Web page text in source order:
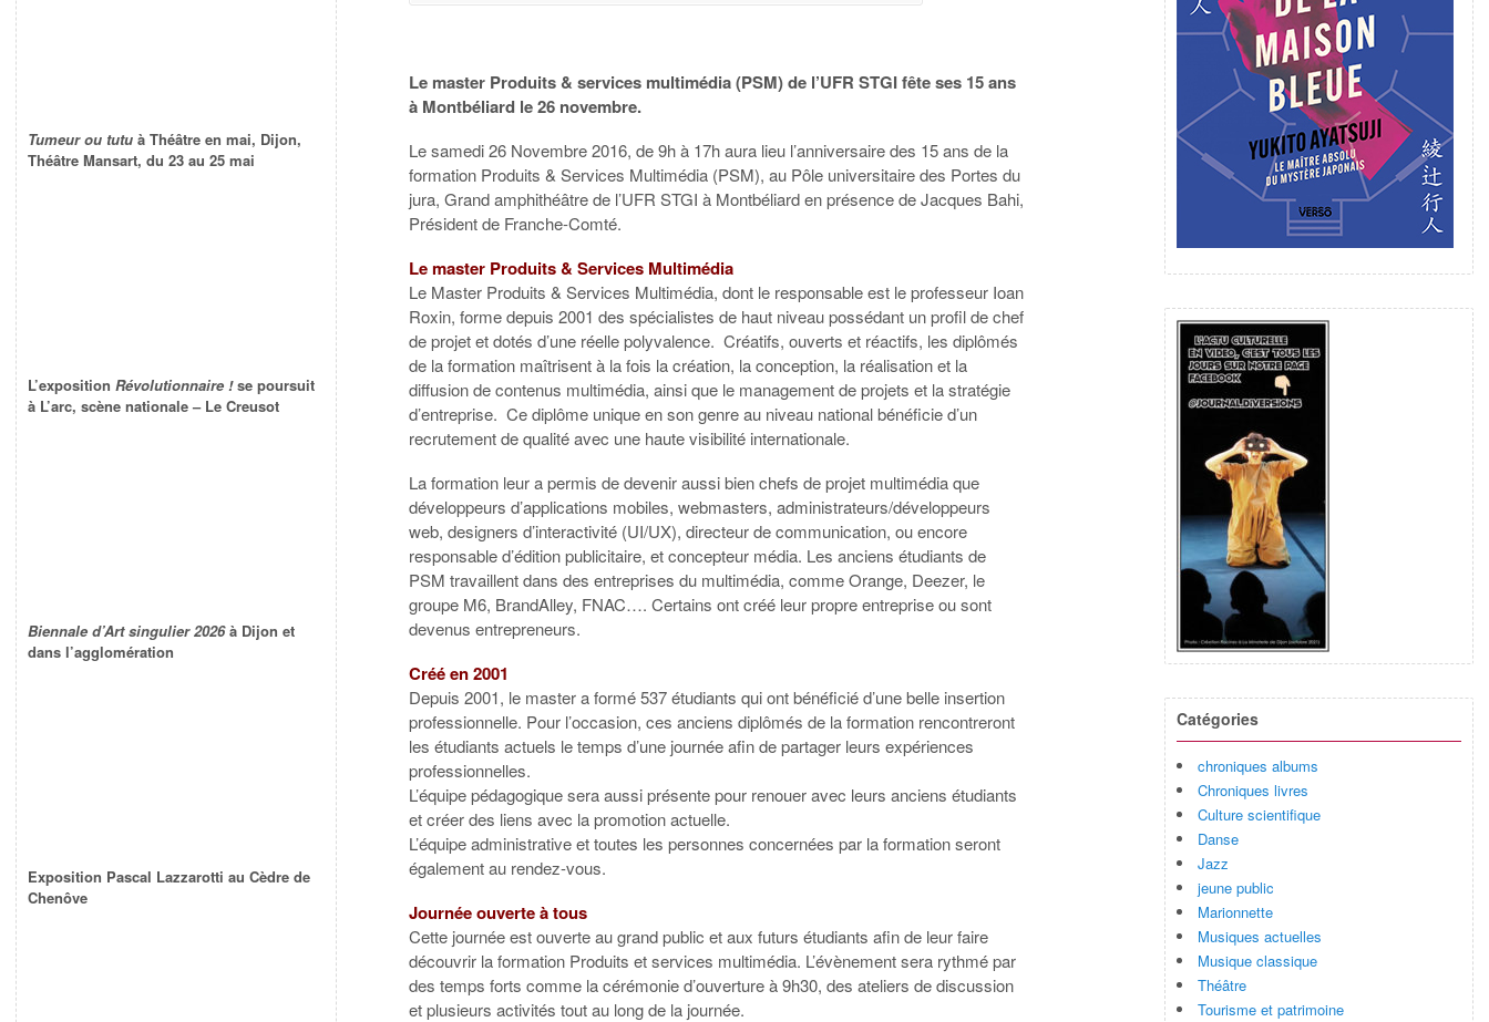
Le master Produits & services multimédia (PSM) de l’UFR STGI fête ses 15 ans
à Montbéliard le 26 novembre.
Le samedi 26 Novembre 2016, de 9h à 17h aura lieu l’anniversaire des 15 ans de la
formation Produits & Services Multimédia (PSM), au Pôle universitaire des Portes du
jura, Grand amphithéâtre de l’UFR STGI à Montbéliard en présence de Jacques Bahi,
Président de Franche-Comté.
Le master Produits & Services Multimédia
Le Master Produits & Services Multimédia, dont le responsable est le professeur Ioan
Roxin, forme depuis 2001 des spécialistes de haut niveau possédant un profil de chef
de projet et dotés d’une réelle polyvalence. Créatifs, ouverts et réactifs, les diplômés
de la formation maîtrisent à la fois la création, la conception, la réalisation et la
diffusion de contenus multimédia, ainsi que le management de projets et la stratégie
d’entreprise. Ce diplôme unique en son genre au niveau national bénéficie d’un
recrutement de qualité avec une haute visibilité internationale.
La formation leur a permis de devenir aussi bien chefs de projet multimédia que
développeurs d’applications mobiles, webmasters, administrateurs/développeurs
web, designers d’interactivité (UI/UX), directeur de communication, ou encore
responsable d’édition publicitaire, et concepteur média. Les anciens étudiants de
PSM travaillent dans des entreprises du multimédia, comme Orange, Deezer, le
groupe M6, BrandAlley, FNAC…. Certains ont créé leur propre entreprise ou sont
devenus entrepreneurs.
Créé en 2001
Depuis 2001, le master a formé 537 étudiants qui ont bénéficié d’une belle insertion
professionnelle. Pour l’occasion, ces anciens diplômés de la formation rencontreront
les étudiants actuels le temps d’une journée afin de partager leurs expériences
professionnelles.
L’équipe pédagogique sera aussi présente pour renouer avec leurs anciens étudiants
et créer des liens avec la promotion actuelle.
L’équipe administrative et toutes les personnes concernées par la formation seront
également au rendez-vous.
Journée ouverte à tous
Cette journée est ouverte au grand public et aux futurs étudiants afin de leur faire
découvrir la formation Produits et services multimédia. L’évènement sera rythmé par
des temps forts comme la cérémonie d’ouverture à 9h30, des ateliers de discussion
et plusieurs activités tout au long de la journée.
Catégories
chroniques albums
Chroniques livres
Culture scientifique
Danse
Jazz
jeune public
Marionnette
Musiques actuelles
Musique classique
Théâtre
Tourisme et patrimoine
Tumeur ou tutu à Théâtre en mai, Dijon,
Théâtre Mansart, du 23 au 25 mai
L’exposition Révolutionnaire !se poursuit
à L’arc, scène nationale – Le Creusot
Biennale d’Art singulier 2026à Dijon et
dans l’agglomération
Exposition Pascal Lazzarotti au Cèdre de
Chenôve